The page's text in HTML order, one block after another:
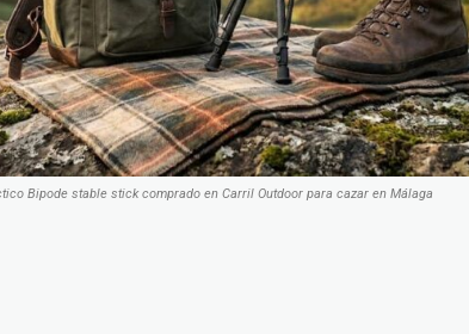
Bipode stable stick comprado en Carril Outdoor para cazar en Málaga